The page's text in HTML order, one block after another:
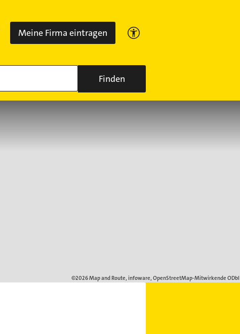
Meine Firma eintragen
Finden